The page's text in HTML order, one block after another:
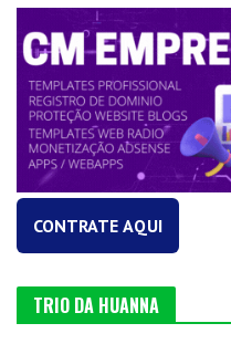
CONTRATE AQUI
TRIO DA HUANNA